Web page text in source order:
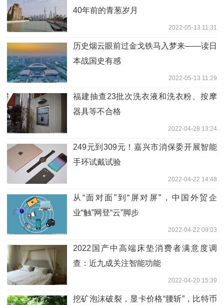
40年前的青葱岁月
2022-05-13 11:31
历史烟云眼前过金戈铁马入梦来——读日
本战国史有感
2022-05-13 11:29
福建抽查23批次洗衣液和洗衣粉、按摩
器具等不合格
2022-04-28 13:24
249元到309元！嘉兴市消保委开展智能
手环试戴试验
2022-04-22 14:48
从“面对面”到“屏对屏”，中国外贸企
业“触”网登“云”脚步
2022-04-22 09:03
2022国产中高端床垫消费者满意度调
查：近九成关注智能功能
2022-04-20 15:39
挖矿泡沫破裂，显卡价格“腰斩”，比特币